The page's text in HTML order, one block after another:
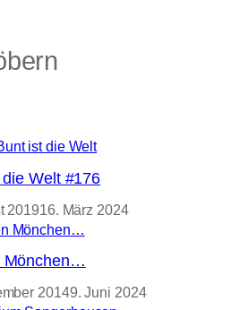
Welt #176
201916. März 2024
Mönchen…
20149. Juni 2024